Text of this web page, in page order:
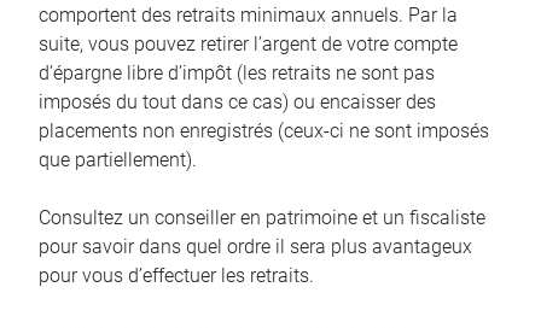
comportent des retraits minimaux annuels. Par la
suite, vous pouvez retirer l’argent de votre compte
d’épargne libre d’impôt (les retraits ne sont pas
imposés du tout dans ce cas) ou encaisser des
placements non enregistrés (ceux-ci ne sont imposés
que partiellement).
Consultez un conseiller en patrimoine et un fiscaliste
pour savoir dans quel ordre il sera plus avantageux
pour vous d’effectuer les retraits.